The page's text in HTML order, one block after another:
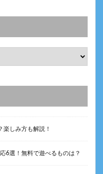
楽しみ方も解説！
6選！無料で遊べるものは？